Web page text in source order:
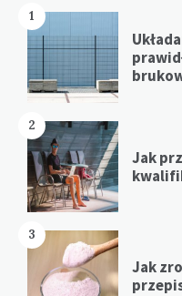
1
2
Jak
3
Jak